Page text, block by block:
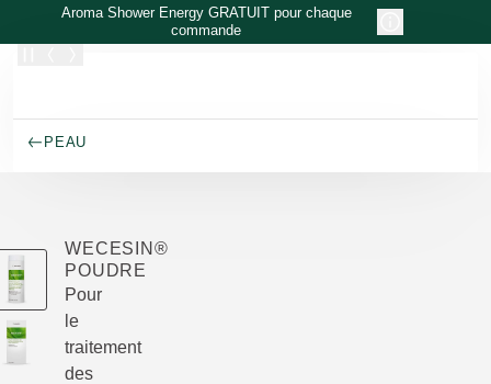
Allez au contenu principal
Aroma Shower Energy GRATUIT pour chaque
commande
PEAU
WECESIN®
POUDRE
Pour
le
traitement
des